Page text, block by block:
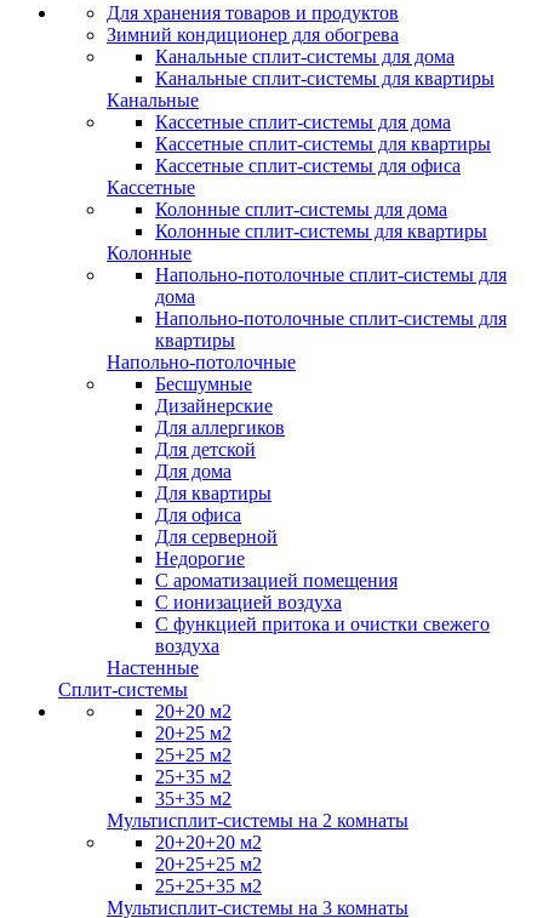
Для хранения товаров и продуктов
Зимний кондиционер для обогрева
Канальные сплит-системы для дома
Канальные сплит-системы для квартиры
Канальные
Кассетные сплит-системы для дома
Кассетные сплит-системы для квартиры
Кассетные сплит-системы для офиса
Кассетные
Колонные сплит-системы для дома
Колонные сплит-системы для квартиры
Колонные
Напольно-потолочные сплит-системы для
дома
Напольно-потолочные сплит-системы для
квартиры
Напольно-потолочные
Бесшумные
Дизайнерские
Для аллергиков
Для детской
Для дома
Для квартиры
Для офиса
Для серверной
Недорогие
С ароматизацией помещения
С ионизацией воздуха
С функцией притока и очистки свежего
воздуха
Настенные
Сплит-системы
20+20 м2
20+25 м2
25+25 м2
25+35 м2
35+35 м2
Мультисплит-системы на 2 комнаты
20+20+20 м2
20+25+25 м2
25+25+35 м2
Мультисплит-системы на 3 комнаты